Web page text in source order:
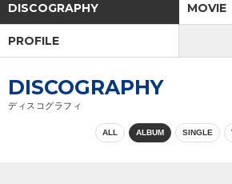
閉じる
アーティスト
ジャンル
DISCOGRAPHY MOVIE
PROFILE
DISCOGRAPHY
ディスコグラフィ
ALL ALBUM SINGLE